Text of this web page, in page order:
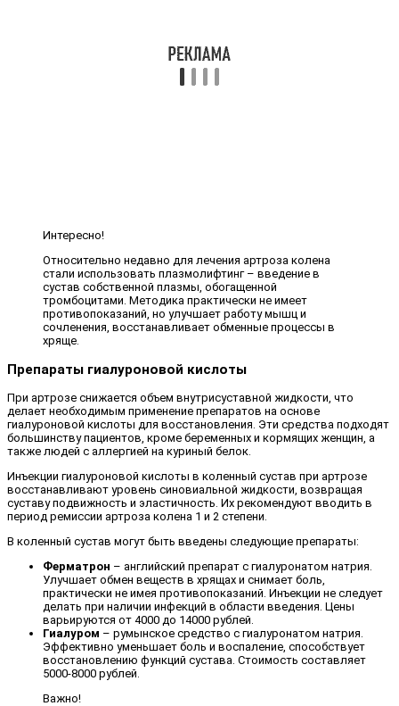
Интересно!
Относительно недавно для лечения артроза колена
стали использовать плазмолифтинг – введение в
сустав собственной плазмы, обогащенной
тромбоцитами. Методика практически не имеет
противопоказаний, но улучшает работу мышц и
сочленения, восстанавливает обменные процессы в
хряще.
Препараты гиалуроновой кислоты
При артрозе снижается объем внутрисуставной жидкости, что
делает необходимым применение препаратов на основе
гиалуроновой кислоты для восстановления. Эти средства подходят
большинству пациентов, кроме беременных и кормящих женщин, а
также людей с аллергией на куриный белок.
Инъекции гиалуроновой кислоты в коленный сустав при артрозе
восстанавливают уровень синовиальной жидкости, возвращая
суставу подвижность и эластичность. Их рекомендуют вводить в
период ремиссии артроза колена 1 и 2 степени.
В коленный сустав могут быть введены следующие препараты:
Ферматрон – английский препарат с гиалуронатом натрия.
Улучшает обмен веществ в хрящах и снимает боль,
практически не имея противопоказаний. Инъекции не следует
делать при наличии инфекций в области введения. Цены
варьируются от 4000 до 14000 рублей.
Гиалуром – румынское средство с гиалуронатом натрия.
Эффективно уменьшает боль и воспаление, способствует
восстановлению функций сустава. Стоимость составляет
5000-8000 рублей.
Важно!